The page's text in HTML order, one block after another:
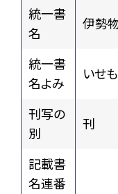
統一書
名
伊勢
統一書
名よみ
いせ
刊写の
別
刊
記載書
名連番